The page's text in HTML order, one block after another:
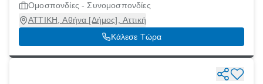
Ομοσπονδίες - Συνομοσπονδίες
ΑΤΤΙΚΗ, Αθήνα [Δήμος], Αττική
Κάλεσε Τώρα